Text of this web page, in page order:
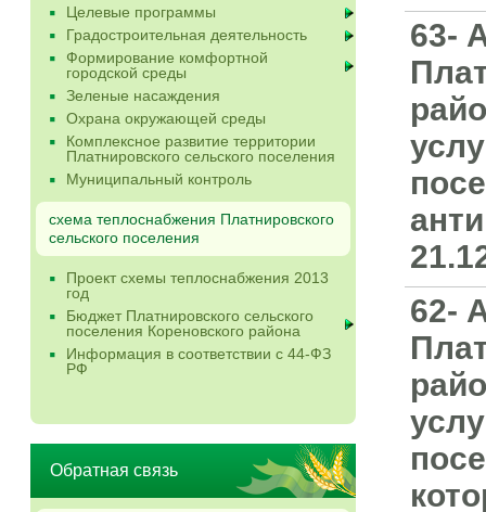
Целевые программы
Градостроительная деятельность
Формирование комфортной
городской среды
Зеленые насаждения
Охрана окружающей среды
Комплексное развитие территории
Платнировского сельского поселения
Муниципальный контроль
схема теплоснабжения Платнировского
сельского поселения
Проект схемы теплоснабжения 2013
год
Бюджет Платнировского сельского
поселения Кореновского района
Информация в соответствии с 44-ФЗ
РФ
Обратная связь
63-
62-